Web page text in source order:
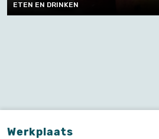
ETEN EN DRINKEN
Werkplaats